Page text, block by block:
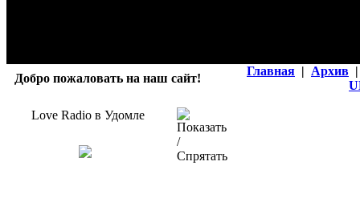
Добро пожаловать на наш сайт!
Главная | Архив |
Love Radio в Удомле